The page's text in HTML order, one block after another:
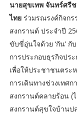
นายสุขเทพ จันทร์ศรี
ไทยร่วมรณรงค์กิจกร
สงกรานต์ ประจำปี
ขับขี่อุ่นใจด้วย ‘กัน’
การประกอบธุรกิจปร
เพื่อให้ประชาชนตระ
การเดินทางช่วงเทศ
สงกรานต์คลายร้อน (
สงกรานต์สุขใจบ้านป